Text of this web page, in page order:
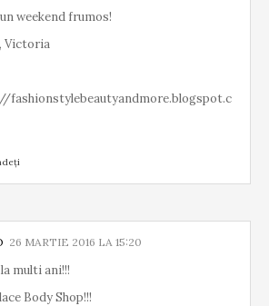
weekend frumos!
Victoria
fashionstylebeautyandmore.blogspot.c
26 MARTIE 2016 LA 15:20
multi ani!!!
Body Shop!!!